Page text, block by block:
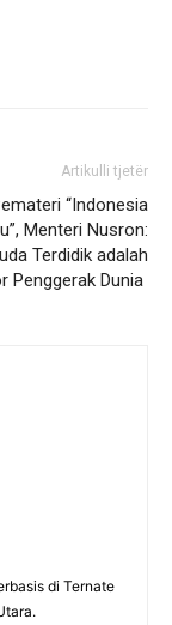
Artikulli tjetër
“Indonesia
Menteri Nusron:
Terdidik adalah
Penggerak Dunia
di Ternate